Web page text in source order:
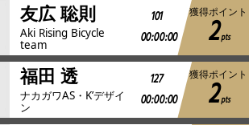
友広 聡則
Aki Rising Bicycle
team
101
00:00:00
獲得ポイント
2pts
福田 透
ナカガワAS・K’デザイ
ン
127
00:00:00
獲得ポイント
2pts